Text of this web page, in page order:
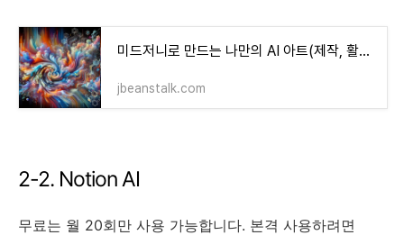
미드저니로 만드는 나만의 AI 아트(제작, 활용법, 응용방법)
jbeanstalk.com
2-2. Notion AI
무료는 월 20회만 사용 가능합니다. 본격 사용하려면